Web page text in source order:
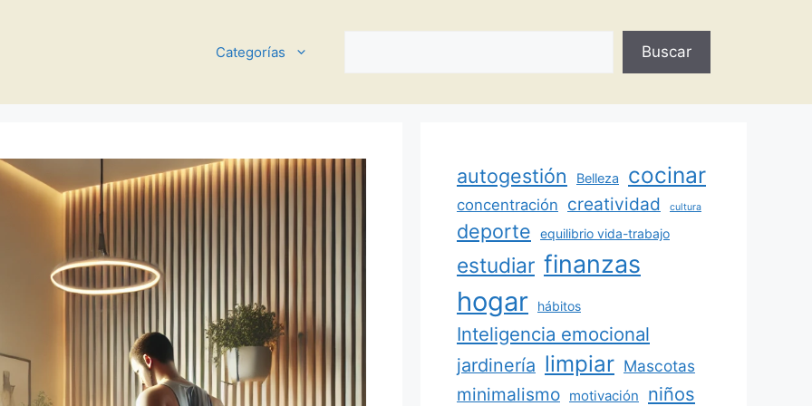
Categorías Buscar
autogestión Belleza cocinar
concentración creatividad cultura
deporte equilibrio vida-trabajo
estudiar finanzas
hogar hábitos
Inteligencia emocional
jardinería limpiar Mascotas
minimalismo motivación niños